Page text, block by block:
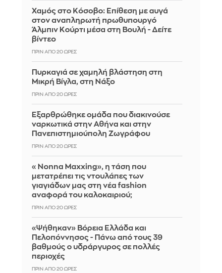
Χαμός στο Κόσοβο: Επίθεση με αυγά
στον αναπληρωτή πρωθυπουργό
Άλμπιν Κούρτι μέσα στη Βουλή - Δείτε
βίντεο
ΠΡΙΝ ΑΠΌ 20 ΏΡΕΣ
Πυρκαγιά σε χαμηλή βλάστηση στη
Μικρή Βίγλα, στη Νάξο
ΠΡΙΝ ΑΠΌ 20 ΏΡΕΣ
Εξαρθρώθηκε ομάδα που διακινούσε
ναρκωτικά στην Αθήνα και στην
Πανεπιστημιούπολη Ζωγράφου
ΠΡΙΝ ΑΠΌ 20 ΏΡΕΣ
«Nonna Maxxing», η τάση που
μετατρέπει τις ντουλάπες των
γιαγιάδων μας στη νέα fashion
αναφορά του καλοκαιριού;
ΠΡΙΝ ΑΠΌ 20 ΏΡΕΣ
«Ψήθηκαν» Βόρεια Ελλάδα και
Πελοπόννησος - Πάνω από τους 39
βαθμούς ο υδράργυρος σε πολλές
περιοχές
ΠΡΙΝ ΑΠΌ 20 ΏΡΕΣ